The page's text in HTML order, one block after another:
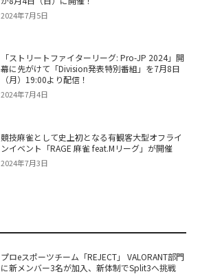
2024年7月5日
「ストリートファイターリーグ: Pro-JP 2024」開
幕に先がけて「Division発表特別番組」を7月8日
（月）19:00より配信！
2024年7月4日
競技麻雀として史上初となる有観客大型オフライ
ンイベント「RAGE 麻雀 feat.Mリーグ」が開催
2024年7月3日
プロeスポーツチーム「REJECT」 VALORANT部門
に新メンバー3名が加入、新体制でSplit3へ挑戦